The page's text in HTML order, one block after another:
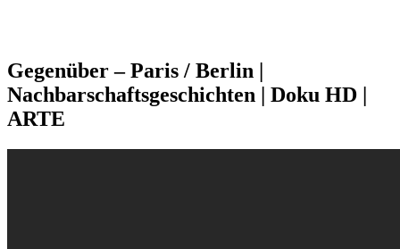
Gegenüber – Paris / Berlin |
Nachbarschaftsgeschichten | Doku HD |
ARTE